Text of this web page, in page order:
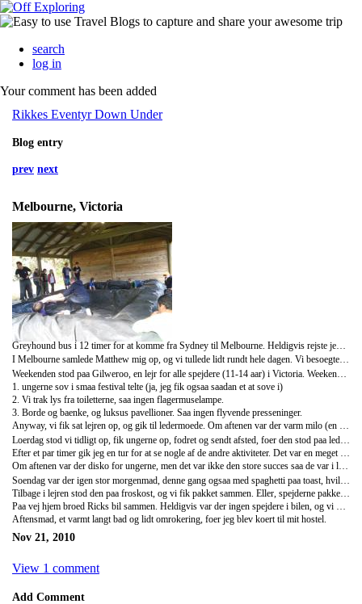
search
log in
Your comment has been added
Rikkes Eventyr Down Under
Blog entry
prev next
Melbourne, Victoria
Greyhound bus i 12 timer for at komme fra Sydney til Melbourne. Heldigvis rejste jeg om natten, saa jeg fik sovet lidt og chafoeren satte ratatouille (en tegnefilm) paa :) Den var virkelig morsom, saa jeg grinte meget hoejt nogle gange, og var vidst den eneste, saa folk kiggede lidt.. Men hey, jeg havde det fantastisk!
I Melbourne samlede Matthew mig op, og vi tullede lidt rundt hele dagen. Vi besoegte en pieshop og en dansk bager (ejet og drevet af kinesere) hvor vi fik en romkugle og en traestamme :) Desuden var der et maleri af Roskilde Domkirke, saa jeg foelte mig naesten helt hjemme.
1. ungerne sov i smaa festival telte (ja, jeg fik ogsaa saadan et at sove i)
2. Vi trak lys fra toiletterne, saa ingen flagermuselampe.
3. Borde og baenke, og luksus pavellioner. Saa ingen flyvende presseninger.
Anyway, vi fik sat lejren op, og gik til ledermoede. Om aftenen var der varm milo (en chokoladedrik) og kiks, foer ungerne (og jeg) gik paa hovedet i seng. Jeg kunne godt maerke at min sidste nats soevn havde vaeret i bussen, og at det ikke var helt optimalt.
Loerdag stod vi tidligt op, fik ungerne op, fodret og sendt afsted, foer den stod paa ledermorgenmad: pandekager, ristet toast, spejlaeg, koedpaalaeg osv. Hvilken luksus (hvilket skulle vise sig at vaere et gennemgaeende element i weekenden). Efterfaelgende gik vi hen og fik sat vores aktivitet, sock wrestling, op. Det er ret simpelt, to boern i ringen, og det gaelder om at hive sokkerne af modstanderen.
Efter et par timer gik jeg en tur for at se nogle af de andre aktiviteter. Det var en meget velorganiseret lejr, med gode aktiviteter. Jeg endte med at staa mange timer ved Challenge Valley, nede i mudderhullet og vaere hende den onde der sikrer sig at alle ungerne var smurt ind i mudder fra top til taa. En fyr holdt mig med selvskab, og vi havde en fest med det :) Langt fra alle ungerne var tilfredse med os, og det blev rigtig underholdende da en meget boesset dreng skulle igennem, og virkelig hadede mudderet.jeg endte selv med at vaere ret mudret til, men det gjorde ikke noget for solen skinnede, og jeg var i hoejt humoer :) min med-kompagnion lavede en aftale med en pige der ikke ville igennem mudderet, at hvis jeg gjorde det, gjorde hun det ogsaa. Dog blev jeg og patruljen enige om at man ikke kan lave aftaler paa andres vegne, og han maette selv ned og kravle ;)
Om aftenen var der disko for ungerne, men det var ikke den store succes saa de var i lejren, og begyndte AF SIG SELV at give lederne massage ! Det kan danske spejderunger da vidst laere lidt af. Vores lejr havde en baelplads lige ved siden af, og vi fik taendt op, saa der var uofficiel lederhygge der, senere paa aftenen. jeg var udmattet og faldt i soevn i stolen, hvilket resten af lederne fandt ret underholdende, og da jeg vaagnede gik jeg ogsaa direkte i seng.
Paa vej hjem broed Ricks bil sammen. Heldigvis var der ingen spejdere i bilen, og vi var taet paa en togstation, saa Matthew og jeg tog toget til McKinnon, og blev hentet af Matthews far. Rick og hans bil maette vente lidt paa at blive hentet, men de kom dog hjem.
Aftensmad, et varmt langt bad og lidt omrokering, foer jeg blev koert til mit hostel.
Nov 21, 2010
View 1 comment
Add Comment